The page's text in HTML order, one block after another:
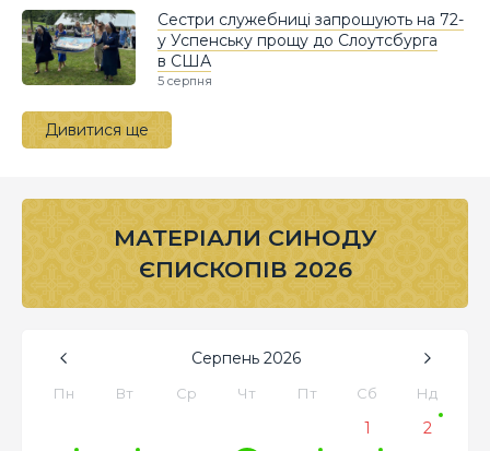
Сестри служебниці запрошують на 72-
у Успенську прощу до Слоутсбурга
в США
5 серпня
Дивитися ще
МАТЕРІАЛИ СИНОДУ
ЄПИСКОПІВ 2026
Серпень 2026
Пн Вт Ср Чт Пт Сб Нд
1
2